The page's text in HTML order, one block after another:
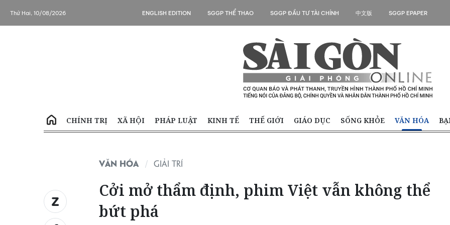
Thứ Hai, 10/08/2026 ENGLISH EDITION SGGP THỂ THAO SGGP ĐẦU TƯ TÀI CHÍNH 中文版 SGGP EPAPER
CHÍNH TRỊ XÃ HỘI PHÁP LUẬT KINH TẾ THẾ GIỚI GIÁO DỤC SỐNG KHỎE VĂN HÓA
VĂN HÓA GIẢI TRÍ
Cởi mở thẩm định, phim Việt vẫn không thể
bứt phá